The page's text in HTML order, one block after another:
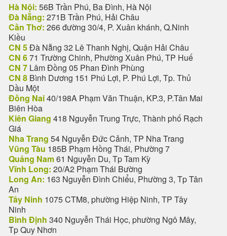
Hà Nội: 56B Trần Phú, Ba Đình, Hà Nội
Đà Nẵng: 271B Trần Phú, Hải Châu
Cần Thơ: 266 đường 30/4, P. Xuân khánh, Q.Ninh
Kiều
CN 5Đà Nẵng 32 Lê Thanh Nghị, Quận Hải Châu
CN 671 Trường Chinh, Phường Xuân Phú, TP Huế
CN 7 Lâm Đồng 05 Phan Đình Phùng
CN 8 Bình Dương 151 Phú Lợi, P. Phú Lợi, Tp. Thủ
Dầu Một
Đồng Nai40/198A Phạm Văn Thuận, KP.3, P.Tân Mai
Biên Hòa
Kiên Giang 418 Nguyễn Trung Trực, Thành phố Rạch
Giá
Nha Trang 54 Nguyễn Đức Cảnh, TP Nha Trang
Vũng Tàu 185B Phạm Hồng Thái, Phường 7
Quảng Nam61 Nguyễn Du, Tp Tam Kỳ
Vĩnh Long: 20/A2 Phạm Thái Bường
Long An: 163 Nguyễn Đình Chiểu, Phường 3, Tp Tân
An
Tây Ninh 1075 CTM8, phường Hiệp Ninh, TP Tây
Ninh
Bình Định 340 Nguyễn Thái Học, phường Ngô Mây,
Tp Quy Nhơn